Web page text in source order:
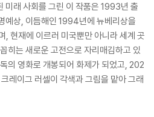
미래 사회를 그린 이 작품은 1993년 출
예상, 이듬해인 1994년에 뉴베리상을
, 현재에 이르러 미국뿐만 아니라 세계 곳
히는 새로운 고전으로 자리매김하고 있
의 영화로 개봉되어 화제가 되었고, 202
레이그 러셀이 각색과 그림을 맡아 그래